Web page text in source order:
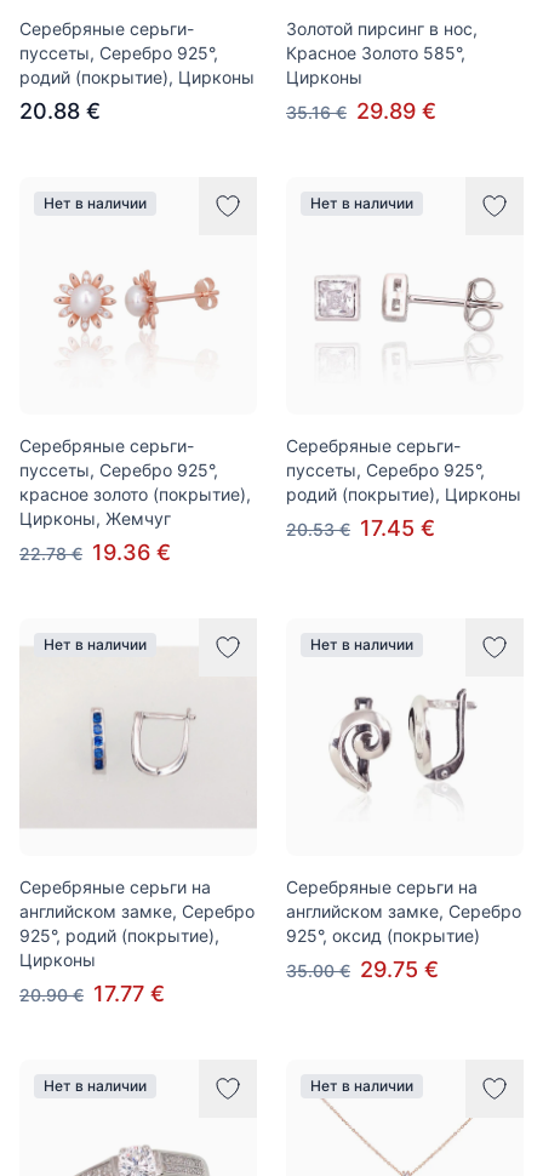
Серебряные серьги-
пуссеты, Серебро 925°,
родий (покрытие), Цирконы
20.88 €
Золотой пирсинг в нос,
Красное Золото 585°,
Цирконы
35.16 € 29.89 €
Нет в наличии
Серебряные серьги-
пуссеты, Серебро 925°,
красное золото (покрытие),
Цирконы, Жемчуг
22.78 € 19.36 €
Нет в наличии
Серебряные серьги-
пуссеты, Серебро 925°,
родий (покрытие), Цирконы
20.53 € 17.45 €
Нет в наличии
Серебряные серьги на
английском замке, Серебро
925°, родий (покрытие),
Цирконы
20.90 € 17.77 €
Нет в наличии
Серебряные серьги на
английском замке, Серебро
925°, оксид (покрытие)
35.00 € 29.75 €
Нет в наличии Нет в наличии